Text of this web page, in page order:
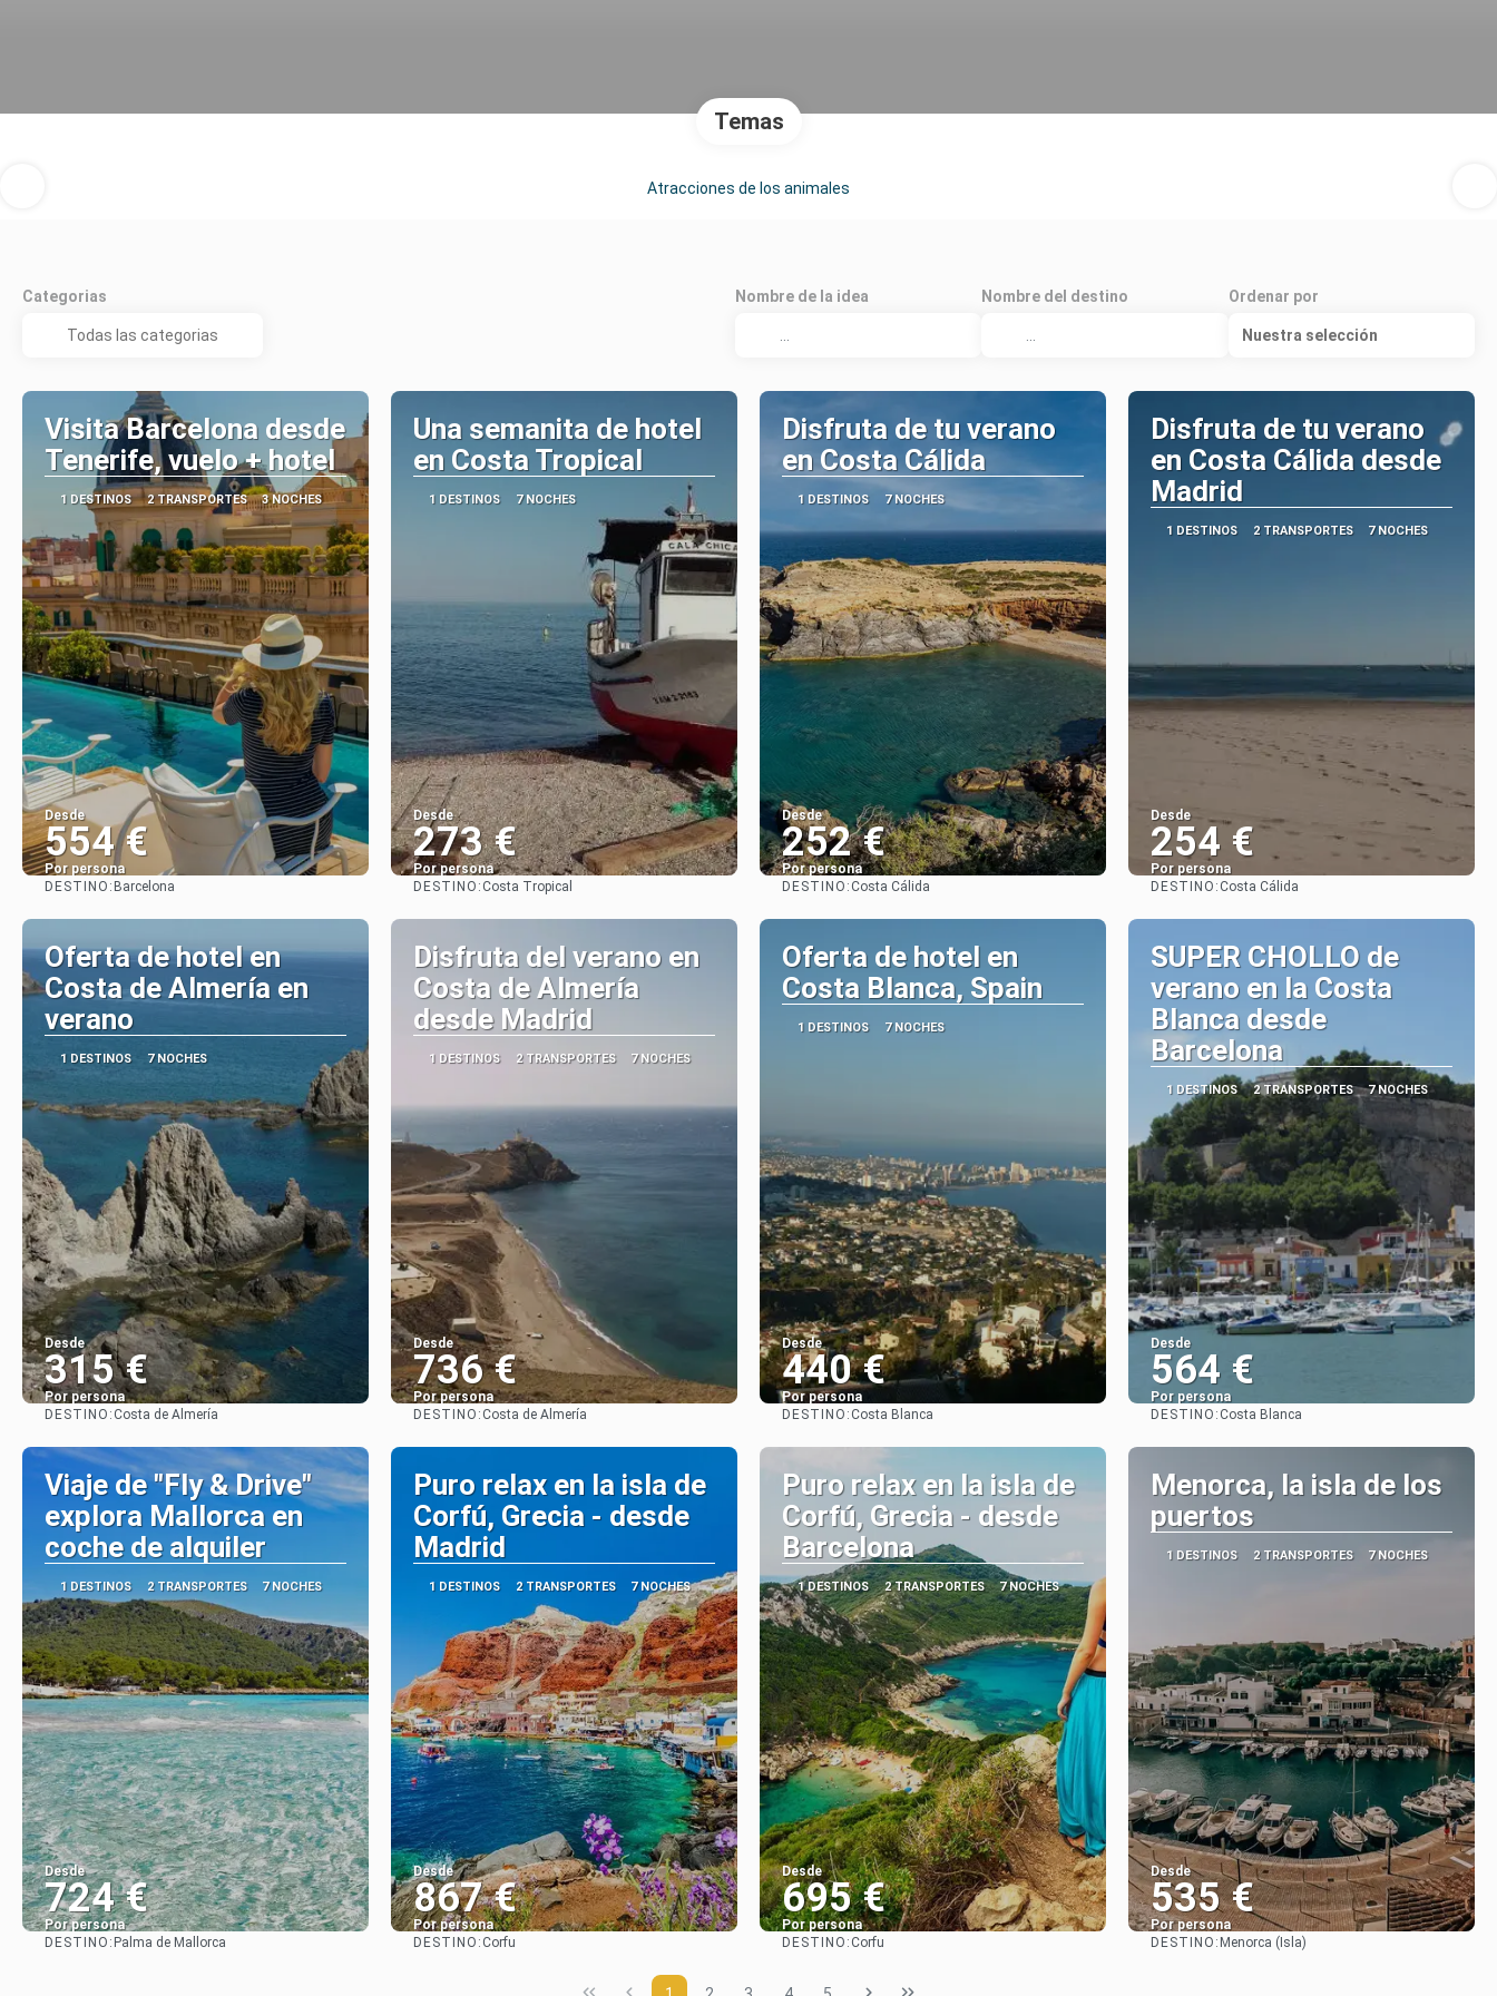
Temas
Atracciones de los animales
Categorias Nombre de la idea Nombre del destino Ordenar por
Nuestra selección
Visita Barcelona desde
Tenerife, vuelo + hotel
1 DESTINOS 2 TRANSPORTES 3 NOCHES
Desde
554 €
Por persona
DESTINO: Barcelona
Una semanita de hotel
en Costa Tropical
1 DESTINOS 7 NOCHES
Desde
273 €
Por persona
DESTINO: Costa Tropical
Disfruta de tu verano
en Costa Cálida
1 DESTINOS 7 NOCHES
Desde
252 €
Por persona
DESTINO: Costa Cálida
Disfruta de tu verano
en Costa Cálida desde
Madrid
1 DESTINOS 2 TRANSPORTES 7 NOCHES
Desde
254 €
Por persona
DESTINO: Costa Cálida
Oferta de hotel en
Costa de Almería en
verano
1 DESTINOS 7 NOCHES
Desde
315 €
Por persona
DESTINO: Costa de Almería
Disfruta del verano en
Costa de Almería
desde Madrid
1 DESTINOS 2 TRANSPORTES 7 NOCHES
Desde
736 €
Por persona
DESTINO: Costa de Almería
Oferta de hotel en
Costa Blanca, Spain
1 DESTINOS 7 NOCHES
Desde
440 €
Por persona
DESTINO: Costa Blanca
SUPER CHOLLO de
verano en la Costa
Blanca desde
Barcelona
1 DESTINOS 2 TRANSPORTES 7 NOCHES
Desde
564 €
Por persona
DESTINO: Costa Blanca
Viaje de "Fly & Drive"
explora Mallorca en
coche de alquiler
1 DESTINOS 2 TRANSPORTES 7 NOCHES
Desde
724 €
Por persona
DESTINO: Palma de Mallorca
Puro relax en la isla de
Corfú, Grecia - desde
Madrid
1 DESTINOS 2 TRANSPORTES 7 NOCHES
Desde
867 €
Por persona
DESTINO: Corfu
Puro relax en la isla de
Corfú, Grecia - desde
Barcelona
1 DESTINOS 2 TRANSPORTES 7 NOCHES
Desde
695 €
Por persona
DESTINO: Corfu
Menorca, la isla de los
puertos
1 DESTINOS 2 TRANSPORTES 7 NOCHES
Desde
535 €
Por persona
Ver
DESTINO: Menorca (Isla)